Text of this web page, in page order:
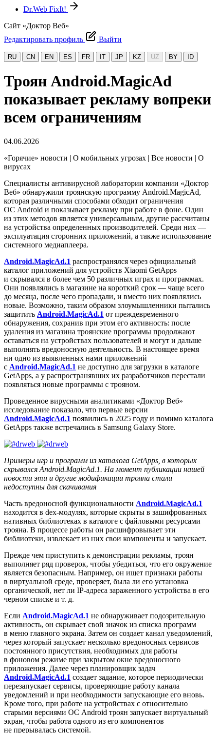
Dr.Web FixIt!
Сайт «Доктор Веб»
Редактировать профиль
Выйти
RU CN EN ES FR IT JP KZ UZ BY ID
Троян Android.MagicAd
показывает рекламу вопреки
всем ограничениям
04.06.2026
«Горячие» новости | О мобильных угрозах | Все новости | О
вирусах
Специалисты антивирусной лаборатории компании «Доктор
Веб» обнаружили троянскую программу Android.MagicAd,
которая различными способами обходит ограничения
ОС Android и показывает рекламу при работе в фоне. Один
из этих методов является универсальным, другие рассчитаны
на устройства определенных производителей. Среди них —
эксплуатация сторонних приложений, а также использование
системного медиаплеера.
Android.MagicAd.1 распространялся через официальный
каталог приложений для устройств Xiaomi GetApps
и скрывался в более чем 50 различных играх и программах.
Они появлялись в магазине на короткий срок — чаще всего
до месяца, после чего пропадали, и вместо них появлялись
новые. Возможно, таким образом злоумышленники пытались
защитить Android.MagicAd.1 от преждевременного
обнаружения, сохранив при этом его активность: после
удаления из магазина троянские программы продолжают
оставаться на устройствах пользователей и могут и дальше
выполнять вредоносную деятельность. В настоящее время
ни одно из выявленных нами приложений
с Android.MagicAd.1 не доступно для загрузки в каталоге
GetApps, а у распространявших их разработчиков перестали
появляться новые программы с трояном.
Проведенное вирусными аналитиками «Доктор Веб»
исследование показало, что первые версии
Android.MagicAd.1 появились в 2025 году и помимо каталога
GetApps также встречались в Samsung Galaxy Store.
Примеры игр и программ из каталога GetApps, в которых
скрывался Android.MagicAd.1. На момент публикации нашей
новости эти и другие модификации трояна стали
недоступны для скачивания
Часть вредоносной функциональности Android.MagicAd.1
находится в dex-модулях, которые скрыты в зашифрованных
нативных библиотеках в каталоге с файловыми ресурсами
трояна. В процессе работы он расшифровывает эти
библиотеки, извлекает из них свои компоненты и запускает.
Прежде чем приступить к демонстрации рекламы, троян
выполняет ряд проверок, чтобы убедиться, что его окружение
является безопасным. Например, он ищет признаки работы
в виртуальной среде, проверяет, была ли его установка
органической, нет ли IP-адреса зараженного устройства в его
черном списке и т. д.
Если Android.MagicAd.1 не обнаруживает подозрительную
активность, он скрывает свой значок из списка программ
в меню главного экрана. Затем он создает канал уведомлений,
через который запускает несколько вредоносных сервисов
постоянного присутствия, необходимых для работы
в фоновом режиме при закрытом окне вредоносного
приложения. Далее через планировщик задач
Android.MagicAd.1 создает задание, которое периодически
перезапускает сервисы, проверяющие работу канала
уведомлений и при необходимости запускающие его вновь.
Кроме того, при работе на устройствах с относительно
старыми версиями ОС Android троян запускает виртуальный
экран, чтобы работа одного из его компонентов
не прерывалась системой.